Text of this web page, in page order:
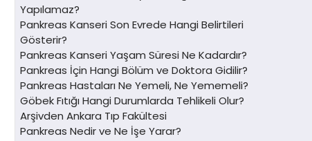
Yapılamaz?
Pankreas Kanseri Son Evrede Hangi Belirtileri
Gösterir?
Pankreas Kanseri Yaşam Süresi Ne Kadardır?
Pankreas İçin Hangi Bölüm ve Doktora Gidilir?
Pankreas Hastaları Ne Yemeli, Ne Yememeli?
Göbek Fıtığı Hangi Durumlarda Tehlikeli Olur?
Arşivden Ankara Tıp Fakültesi
Pankreas Nedir ve Ne İşe Yarar?